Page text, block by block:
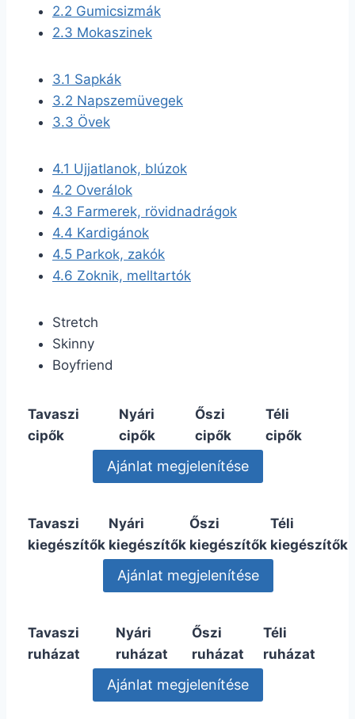
2.2 Gumicsizmák
2.3 Mokaszinek
3.1 Sapkák
3.2 Napszemüvegek
3.3 Övek
4.1 Ujjatlanok, blúzok
4.2 Overálok
4.3 Farmerek, rövidnadrágok
4.4 Kardigánok
4.5 Parkok, zakók
4.6 Zoknik, melltartók
Stretch
Skinny
Boyfriend
Tavaszi
cipők
Nyári
cipők
Őszi
cipők
Téli
cipők
Tavaszi
kiegészítők
Nyári
kiegészítők
Őszi
kiegészítők
Téli
kiegészítők
Tavaszi
ruházat
Nyári
ruházat
Őszi
ruházat
Téli
ruházat